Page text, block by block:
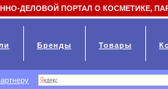
ДЕЛОВОЙ ПОРТАЛ О КОСМЕТИКЕ,
Бренды Товары